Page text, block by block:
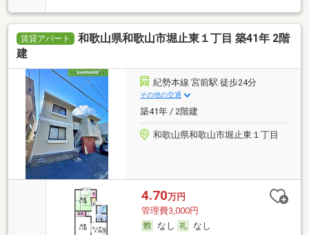
賃貸アパート
和歌山県和歌山市堀止東１丁目 築41年 2階
建
紀勢本線 宮前駅 徒歩24分
その他の交通
築41年 / 2階建
和歌山県和歌山市堀止東１丁目
4.70万円
管理費3,000円
なし
なし